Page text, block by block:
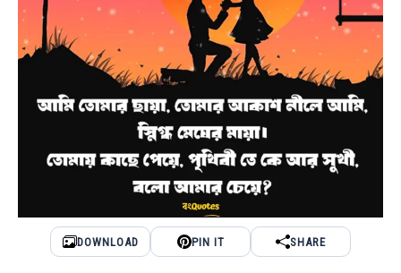
DOWNLOAD PIN IT SHARE